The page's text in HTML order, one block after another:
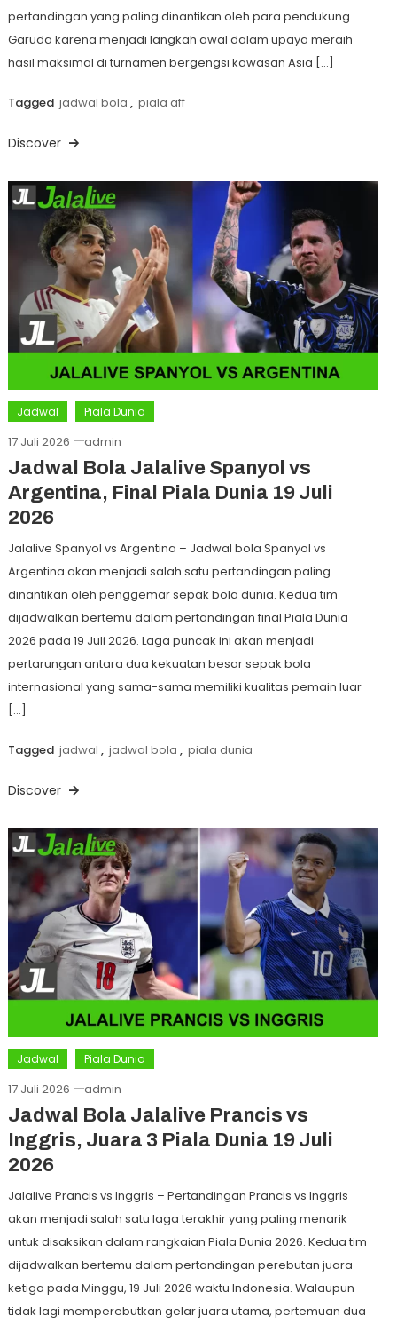
pertandingan yang paling dinantikan oleh para pendukung
Garuda karena menjadi langkah awal dalam upaya meraih
hasil maksimal di turnamen bergengsi kawasan Asia […]
Tagged jadwal bola , piala aff
Discover
Jadwal Piala Dunia
17 Juli 2026 admin
Jadwal Bola Jalalive Spanyol vs
Argentina, Final Piala Dunia 19 Juli
2026
Jalalive Spanyol vs Argentina – Jadwal bola Spanyol vs
Argentina akan menjadi salah satu pertandingan paling
dinantikan oleh penggemar sepak bola dunia. Kedua tim
dijadwalkan bertemu dalam pertandingan final Piala Dunia
2026 pada 19 Juli 2026. Laga puncak ini akan menjadi
pertarungan antara dua kekuatan besar sepak bola
internasional yang sama-sama memiliki kualitas pemain luar
[…]
Tagged jadwal , jadwal bola , piala dunia
Discover
Jadwal Piala Dunia
17 Juli 2026 admin
Jadwal Bola Jalalive Prancis vs
Inggris, Juara 3 Piala Dunia 19 Juli
2026
Jalalive Prancis vs Inggris – Pertandingan Prancis vs Inggris
akan menjadi salah satu laga terakhir yang paling menarik
untuk disaksikan dalam rangkaian Piala Dunia 2026. Kedua tim
dijadwalkan bertemu dalam pertandingan perebutan juara
ketiga pada Minggu, 19 Juli 2026 waktu Indonesia. Walaupun
tidak lagi memperebutkan gelar juara utama, pertemuan dua